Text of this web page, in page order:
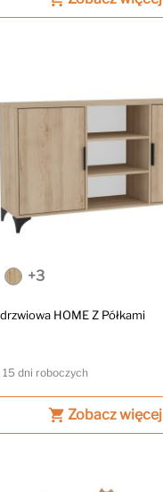
+3
HOME Z Półkami
dni roboczych
shopping_cart Zobacz więcej